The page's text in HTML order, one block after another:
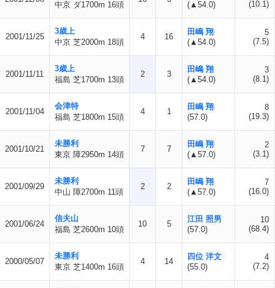
中京 ダ1700m 16頭 (▲54.0) (10.1)
2001/11/25
3歳上
中京 芝2000m 18頭
4 16
田嶋 翔
(▲54.0)
5
(7.5)
2001/11/11
3歳上
福島 芝1700m 13頭
2 3
田嶋 翔
(▲54.0)
3
(8.1)
2001/11/04
会津特
福島 芝1800m 15頭
4 1
田嶋 翔
(57.0)
8
(19.3)
2001/10/21
未勝利
東京 障2950m 14頭
7 7
田嶋 翔
(▲57.0)
2
(3.1)
2001/09/29
未勝利
中山 障2700m 11頭
2 2
田嶋 翔
(▲57.0)
7
(16.0)
2001/06/24
信夫山
福島 芝2600m 10頭
10 5
江田 照男
(57.0)
10
(68.4)
2000/05/07
未勝利
東京 芝1400m 16頭
4 14
四位 洋文
(55.0)
4
(7.2)